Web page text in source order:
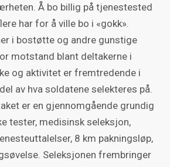
Å bo billig på tjenestested
har for å ville bo i «gokk».
i bostøtte og andre gunstige
motstand blant deltakerne i
og aktivitet er fremtredende i
av hva soldatene selekteres på.
er en gjennomgående grundig
tester, medisinsk seleksjon,
8 km pakningsløp,
Seleksjonen frembringer